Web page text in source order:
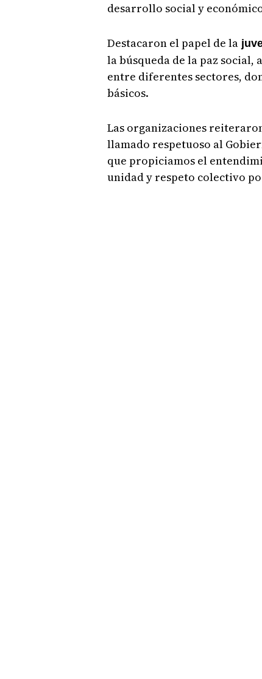
desarrollo social y
Destacaron el papel de la
la búsqueda de la paz social,
entre diferentes sectores,
básicos.
Las organizaciones
llamado respetuoso al
que propiciamos el
unidad y respeto colectivo